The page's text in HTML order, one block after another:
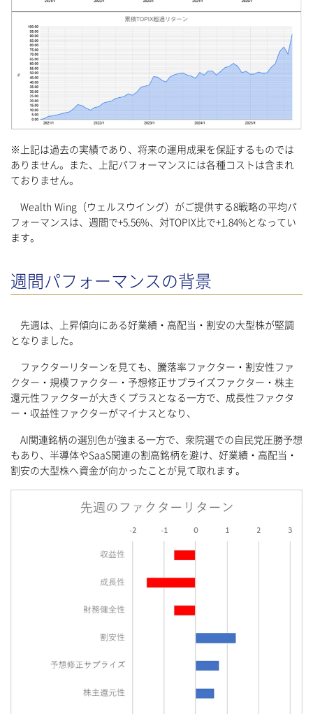
※上記は過去の実績であり、将来の運用成果を保証するものでは
ありません。また、上記パフォーマンスには各種コストは含まれ
ておりません。
Wealth Wing（ウェルスウイング）がご提供する8戦略の平均パ
フォーマンスは、週間で+5.56%、対TOPIX比で+1.84%となってい
ます。
週間パフォーマンスの背景
先週は、上昇傾向にある好業績・高配当・割安の大型株が堅調
となりました。
ファクターリターンを見ても、騰落率ファクター・割安性ファ
クター・規模ファクター・予想修正サプライズファクター・株主
還元性ファクターが大きくプラスとなる一方で、成長性ファクタ
ー・収益性ファクターがマイナスとなり、
AI関連銘柄の選別色が強まる一方で、衆院選での自民党圧勝予想
もあり、半導体やSaaS関連の割高銘柄を避け、好業績・高配当・
割安の大型株へ資金が向かったことが見て取れます。